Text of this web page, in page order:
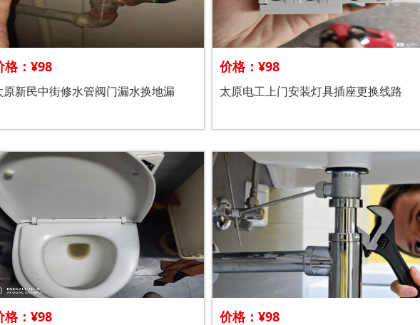
格：¥98
原新民中街修水管阀门漏水换地漏
价格：¥98
太原电工上门安装灯具插座更换线路
格：¥98 价格：¥98